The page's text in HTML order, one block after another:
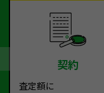
契約
査定額に